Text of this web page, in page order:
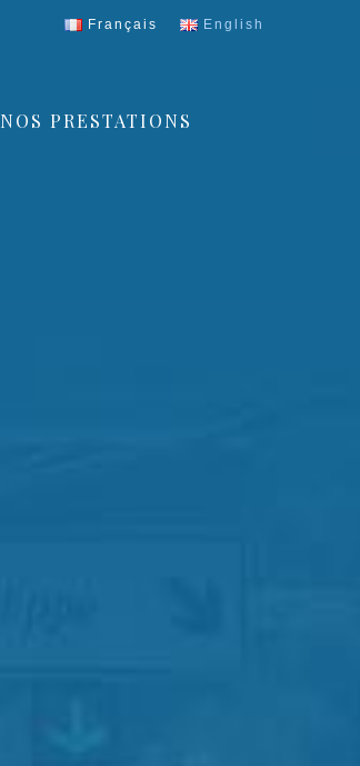
Français English
NOS PRESTATIONS